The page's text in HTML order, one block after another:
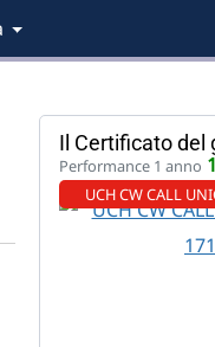
Il Certificato del
Performance 1 anno
UCH CW CALL